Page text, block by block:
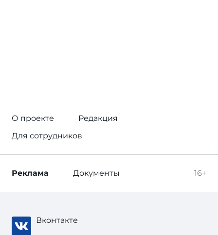
О проекте
Редакция
Для сотрудников
16+
Реклама Документы
Вконтакте